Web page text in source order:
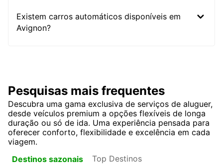
Existem carros automáticos disponíveis em
Avignon?
Pesquisas mais frequentes
Descubra uma gama exclusiva de serviços de aluguer,
desde veículos premium a opções flexíveis de longa
duração ou só de ida. Uma experiência pensada para
oferecer conforto, flexibilidade e excelência em cada
viagem.
Destinos sazonais
Top Destinos